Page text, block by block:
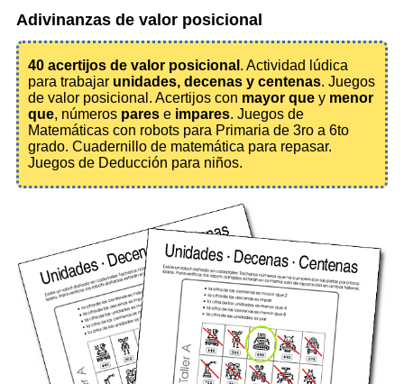
Adivinanzas de valor posicional
40 acertijos de valor posicional . Actividad lúdica
para trabajar unidades, decenas y centenas. Juegos
de valor posicional. Acertijos con mayor que y menor
que, números pares e impares. Juegos de
Matemáticas con robots para Primaria de 3ro a 6to
grado. Cuadernillo de matemática para repasar.
Juegos de Deducción para niños.